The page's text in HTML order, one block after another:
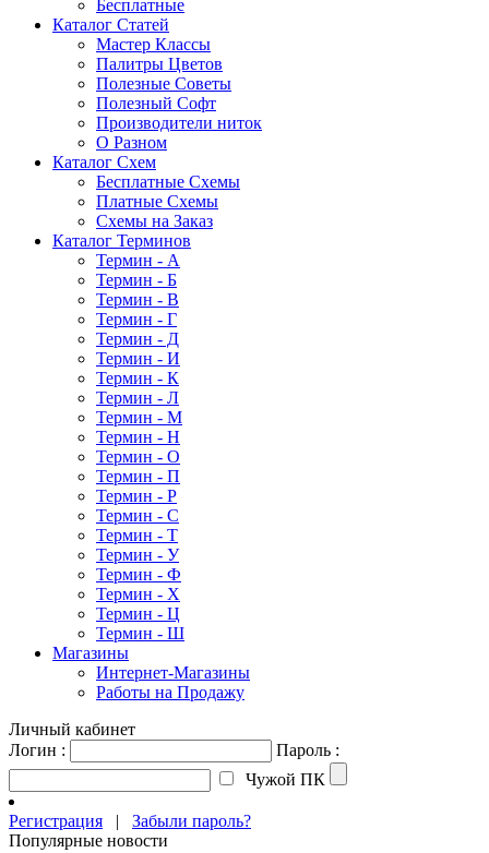
Бесплатные
Каталог Статей
Мастер Классы
Палитры Цветов
Полезные Советы
Полезный Софт
Производители ниток
О Разном
Каталог Схем
Бесплатные Схемы
Платные Схемы
Схемы на Заказ
Каталог Терминов
Термин - А
Термин - Б
Термин - В
Термин - Г
Термин - Д
Термин - И
Термин - К
Термин - Л
Термин - М
Термин - Н
Термин - О
Термин - П
Термин - Р
Термин - С
Термин - Т
Термин - У
Термин - Ф
Термин - Х
Термин - Ц
Термин - Ш
Магазины
Интернет-Магазины
Работы на Продажу
Личный кабинет
Логин :
Пароль :
Чужой ПК
Регистрация | Забыли пароль?
Популярные новости